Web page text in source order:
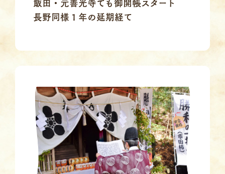
飯田・元善光寺でも御開帳スタート
長野同様１年の延期経て